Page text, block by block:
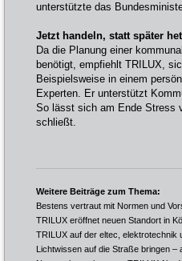
unterstützte das
Jetzt handeln, statt später
Da die Planung einer
benötigt, empfiehlt TRILUX,
Beispielsweise in einem
Experten. Er unterstützt
So lässt sich am Ende Stress
schließt.
Weitere Beiträge zum Thema:
Bestens vertraut mit Normen und
TRILUX eröffnet neuen Standort in
TRILUX auf der eltec, elektrotechnik
Lichtwissen auf die Straße bringen